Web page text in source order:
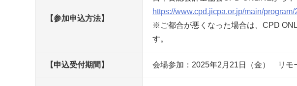
【参加申込方法】
https://www.cpd.jicpa.or.jp/main/
※ご都合が悪くなった場合は、CPD
す。
【申込受付期間】 会場参加：2025年2月21日（金） リモ